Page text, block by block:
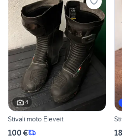
4
Stivali moto Eleveit
100 €